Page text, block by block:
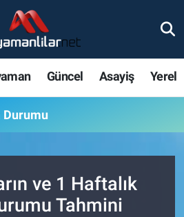
Güncel Asayiş Yerel
Durumu
ve 1 Haftalık
Tahmini
Vakitleri
ve Fikstür